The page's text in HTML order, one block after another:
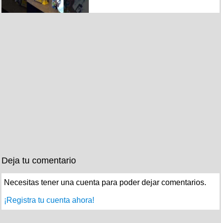
Deja tu comentario
Necesitas tener una cuenta para poder dejar comentarios.
¡Registra tu cuenta ahora!